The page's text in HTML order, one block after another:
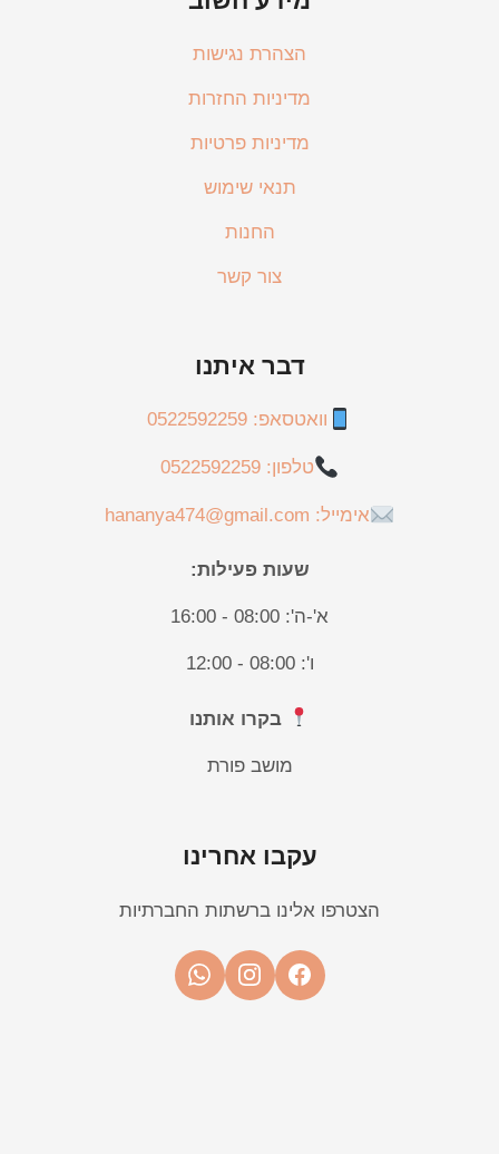
הצהרת נגישות
מדיניות החזרות
מדיניות פרטיות
תנאי שימוש
החנות
צור קשר
דבר איתנו
וואטסאפ: 0522592259
טלפון: 0522592259
אימייל: hananya474@gmail.com
שעות פעילות:
א'-ה': 08:00 - 16:00
ו': 08:00 - 12:00
בקרו אותנו
מושב פורת
עקבו אחרינו
הצטרפו אלינו ברשתות החברתיות